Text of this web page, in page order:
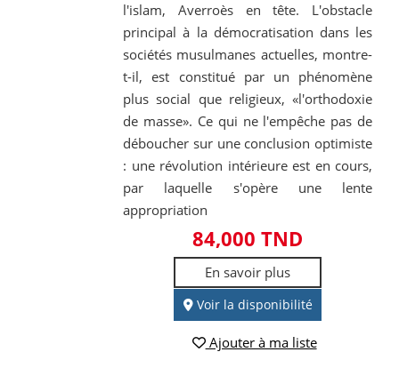
l'islam, Averroès en tête. L'obstacle
principal à la démocratisation dans les
sociétés musulmanes actuelles, montre-
t-il, est constitué par un phénomène
plus social que religieux, «l'orthodoxie
de masse». Ce qui ne l'empêche pas de
déboucher sur une conclusion optimiste
: une révolution intérieure est en cours,
par laquelle s'opère une lente
appropriation
84,000 TND
En savoir plus
Voir la disponibilité
Ajouter à ma liste